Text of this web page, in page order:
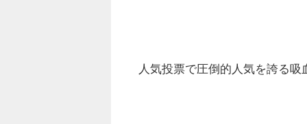
人気投票で圧倒的人気を誇る吸